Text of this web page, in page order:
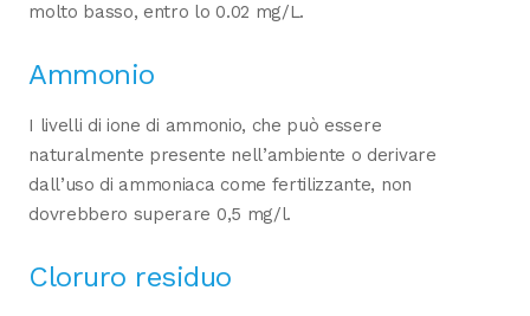
molto basso, entro lo 0.02 mg/L.
Ammonio
I livelli di ione di ammonio, che può essere
naturalmente presente nell’ambiente o derivare
dall’uso di ammoniaca come fertilizzante, non
dovrebbero superare 0,5 mg/l.
Cloruro residuo